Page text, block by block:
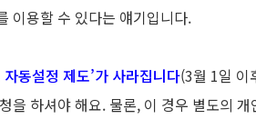
이용할 수 있다는 얘기입니다.
동설정 제도’가 사라집니다(3월 1일 이
을 하셔야 해요. 물론, 이 경우 별도의